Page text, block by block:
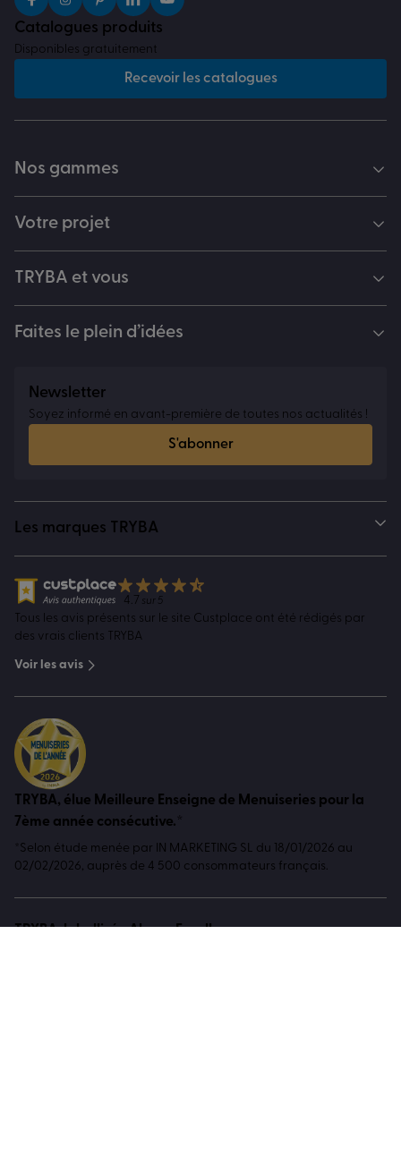
Catalogues produits
Disponibles gratuitement
Recevoir les catalogues
Nos gammes
Votre projet
TRYBA et vous
Faites le plein d’idées
Newsletter
Soyez informé en avant-première de toutes nos actualités !
S'abonner
Les marques TRYBA
4.7 sur 5
Tous les avis présents sur le site Custplace ont été rédigés par
des vrais clients TRYBA
Voir les avis
TRYBA, élue Meilleure Enseigne de Menuiseries pour la
7ème année consécutive.*
*Selon étude menée par IN MARKETING SL du 18/01/2026 au
02/02/2026, auprès de 4 500 consommateurs français.
TRYBA, labellisée Alsace Excellence